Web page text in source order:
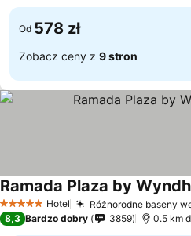
Od 578 zł
Zobacz ceny z 9 stron
5 KategoriaHotel Różnorodne baseny
Ramada Plaza by
8,3 Bardzo dobry 3859 0.5 km